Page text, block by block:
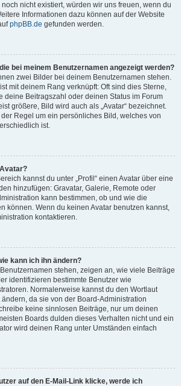
nicht existiert, würden wir uns freuen, wenn du
Informationen dazu können auf der Website
phpBB.de gefunden werden.
bei meinem Benutzernamen angezeigt werden?
zwei Bilder bei deinem Benutzernamen stehen.
mit deinem Rang verknüpft: Oft sind dies Sterne,
deine Beitragszahl oder deinen Status im Forum
größere, Bild wird auch als „Avatar“ bezeichnet.
Regel um ein persönliches Bild, welches von
ist.
kannst du unter „Profil“ einen Avatar über eine
hinzufügen: Gravatar, Galerie, Remote oder
kann bestimmen, ob und wie die
können. Wenn du keinen Avatar benutzen kannst,
kontaktieren.
kann ich ihn ändern?
stehen, zeigen an, wie viele Beiträge
identifizieren bestimmte Benutzer wie
Normalerweise kannst du den Wortlaut
da sie von der Board-Administration
keine sinnlosen Beiträge, nur um deinen
Boards dulden dieses Verhalten nicht und ein
wird deinen Rang unter Umständen einfach
auf den E-Mail-Link klicke, werde ich